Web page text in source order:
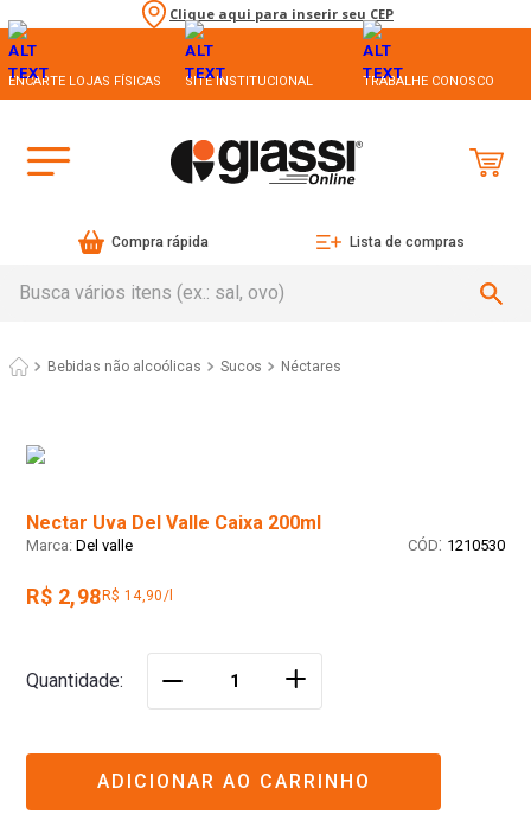
Clique aqui para inserir seu CEP
ENCARTE LOJAS FÍSICAS SITE INSTITUCIONAL TRABALHE CONOSCO
Compra rápida Lista de compras
Bebidas não alcoólicas Sucos Néctares
Nectar Uva Del Valle Caixa 200ml
Del valle : 1210530
R$ 2,98 R$ 14,90/l
Quantidade ＋
ADICIONAR AO CARRINHO